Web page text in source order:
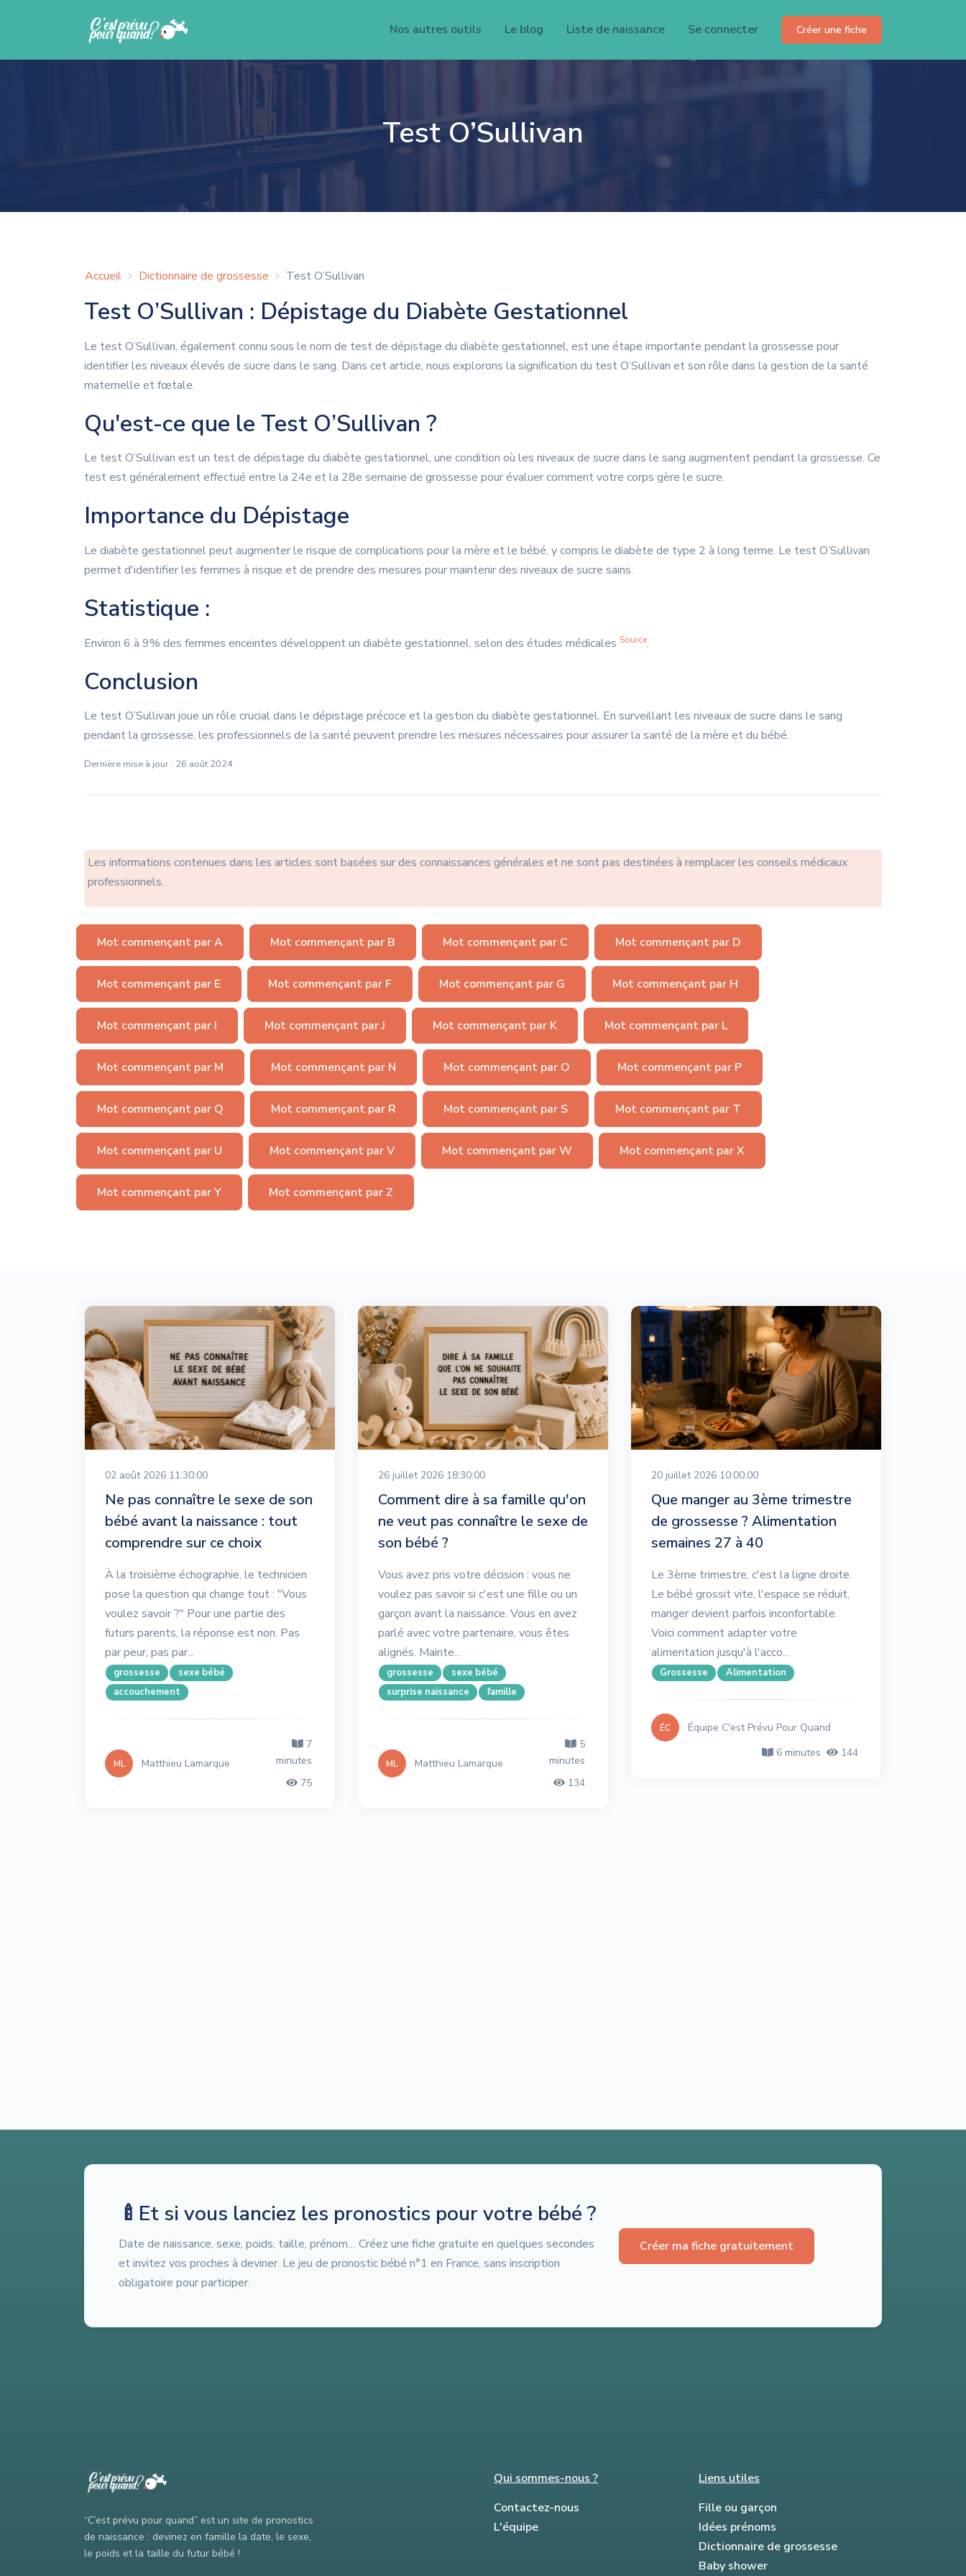
Nos autres outils Le blog Liste de naissance Se connecter Créer une fiche
Test O’Sullivan
Accueil Dictionnaire de grossesse Test O’Sullivan
Test O’Sullivan : Dépistage du Diabète Gestationnel
Le test O’Sullivan, également connu sous le nom de test de dépistage du diabète gestationnel, est une étape importante pendant la grossesse pour
identifier les niveaux élevés de sucre dans le sang. Dans cet article, nous explorons la signification du test O’Sullivan et son rôle dans la gestion de la santé
maternelle et fœtale.
Qu'est-ce que le Test O’Sullivan ?
Le test O’Sullivan est un test de dépistage du diabète gestationnel, une condition où les niveaux de sucre dans le sang augmentent pendant la grossesse. Ce
test est généralement effectué entre la 24e et la 28e semaine de grossesse pour évaluer comment votre corps gère le sucre.
Importance du Dépistage
Le diabète gestationnel peut augmenter le risque de complications pour la mère et le bébé, y compris le diabète de type 2 à long terme. Le test O’Sullivan
permet d'identifier les femmes à risque et de prendre des mesures pour maintenir des niveaux de sucre sains.
Statistique :
Environ 6 à 9% des femmes enceintes développent un diabète gestationnel, selon des études médicales Source.
Conclusion
Le test O’Sullivan joue un rôle crucial dans le dépistage précoce et la gestion du diabète gestationnel. En surveillant les niveaux de sucre dans le sang
pendant la grossesse, les professionnels de la santé peuvent prendre les mesures nécessaires pour assurer la santé de la mère et du bébé.
Dernière mise à jour : 26 août 2024
Les informations contenues dans les articles sont basées sur des connaissances générales et ne sont pas destinées à remplacer les conseils médicaux
professionnels.
Mot commençant par A Mot commençant par B Mot commençant par C Mot commençant par D
Mot commençant par E Mot commençant par F Mot commençant par G Mot commençant par H
Mot commençant par I Mot commençant par J Mot commençant par K Mot commençant par L
Mot commençant par M Mot commençant par N Mot commençant par O Mot commençant par P
Mot commençant par Q Mot commençant par R Mot commençant par S Mot commençant par T
Mot commençant par U Mot commençant par V Mot commençant par W Mot commençant par X
Mot commençant par Y Mot commençant par Z
02 août 2026 11:30:00
Ne pas connaître le sexe de son
bébé avant la naissance : tout
comprendre sur ce choix
À la troisième échographie, le technicien
pose la question qui change tout : "Vous
voulez savoir ?" Pour une partie des
futurs parents, la réponse est non. Pas
par peur, pas par...
grossesse
sexe bébé
accouchement
ML Matthieu Lamarque
7
minutes
75
26 juillet 2026 18:30:00
Comment dire à sa famille qu'on
ne veut pas connaître le sexe de
son bébé ?
Vous avez pris votre décision : vous ne
voulez pas savoir si c'est une fille ou un
garçon avant la naissance. Vous en avez
parlé avec votre partenaire, vous êtes
alignés. Mainte...
grossesse
sexe bébé
surprise naissance
famille
ML Matthieu Lamarque
5
minutes
134
20 juillet 2026 10:00:00
Que manger au 3ème trimestre
de grossesse ? Alimentation
semaines 27 à 40
Le 3ème trimestre, c'est la ligne droite.
Le bébé grossit vite, l'espace se réduit,
manger devient parfois inconfortable.
Voici comment adapter votre
alimentation jusqu'à l'acco...
Grossesse Alimentation
ÉC
Équipe C'est Prévu Pour Quand
6 minutes
144
🍼 Et si vous lanciez les pronostics pour votre bébé ?
Date de naissance, sexe, poids, taille, prénom… Créez une fiche gratuite en quelques secondes
et invitez vos proches à deviner. Le jeu de pronostic bébé n°1 en France, sans inscription
obligatoire pour participer.
Créer ma fiche gratuitement
“C’est prévu pour quand” est un site de pronostics
de naissance : devinez en famille la date, le sexe,
le poids et la taille du futur bébé !
Qui sommes-nous ?
Contactez-nous
L'équipe
Liens utiles
Fille ou garçon
Idées prénoms
Dictionnaire de grossesse
Baby shower